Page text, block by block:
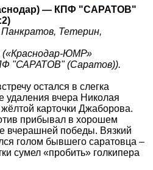
— КПФ "САРАТОВ"
Тетерин,
(«Краснодар-ЮМР»
"САРАТОВ" (Саратов)).
остался в слегка
удаления вчера Николая
карточки Джаборова.
прибывал в хорошем
вчерашней победы. Вязкий
голом бывшего саратовца –
сумел «пробить» голкипера